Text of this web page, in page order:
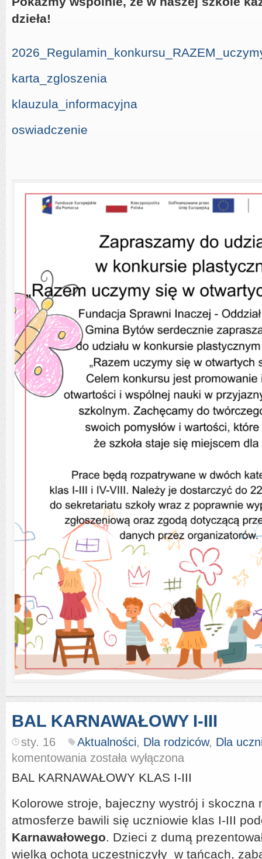
dzieła!
karta_zgloszenia
klauzula_informacyjna
oswiadczenie
BAL KARNAWAŁOWY I-III
sty. 16 Aktualności, Dla rodziców, Dla
komentowania BAL
KARNAWAŁOWY
I-
III
została wyłączona
BAL KARNAWAŁOWY KLAS I-III
Kolorowe stroje, bajeczny wystrój i skoczna
atmosferze bawili się uczniowie klas I-III
Karnawałowego. Dzieci z dumą
wielką ochotą uczestniczyły w tańcach,